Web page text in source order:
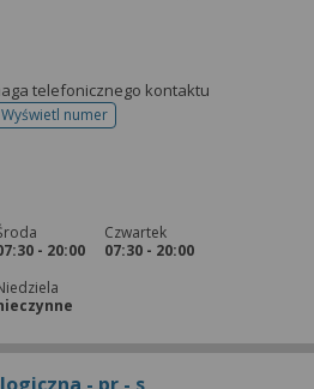
telefonicznego kontaktu
Wyświetl numertelefonu do rejestracji
- 20:00
Czwartek
07:30 - 20:00